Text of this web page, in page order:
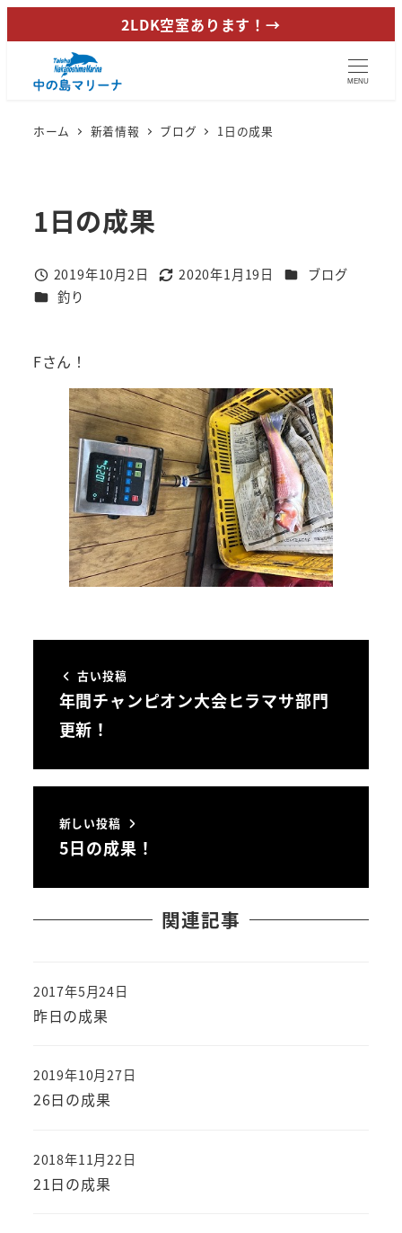
イ
2LDK空室あります！→
MENU
ホーム 新着情報 ブログ 1日の成果
1日の成果
投稿日
2019年10月2日
更新日
2020年1月19日 カテゴリー
ブログ
カテゴリー
釣り
Fさん！
古い投稿
年間チャンピオン大会ヒラマサ部門
更新！
新しい投稿
5日の成果！
関連記事
昨日の成果
投稿日
2017年5月24日
26日の成果
投稿日
2019年10月27日
21日の成果
投稿日
2018年11月22日